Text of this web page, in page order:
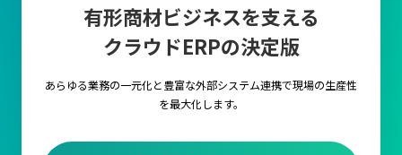
有形商材ビジネスを支える
クラウドERPの決定版
あらゆる業務の一元化と豊富な外部システム連携で現場の生産性
を最大化します。